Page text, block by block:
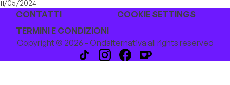
11/05/2024
CONTATTI
COOKIE SETTINGS
TERMINI E CONDIZIONI
Copyright © 2026 - Ondalternativa all rights reserved